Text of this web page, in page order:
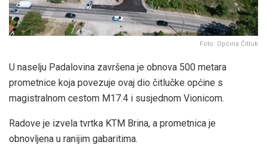
Foto: Općina Čitluk
U naselju Padalovina završena je obnova 500 metara
prometnice koja povezuje ovaj dio čitlučke općine s
magistralnom cestom M17.4 i susjednom Vionicom.
Radove je izvela tvrtka KTM Brina, a prometnica je
obnovljena u ranijim gabaritima.